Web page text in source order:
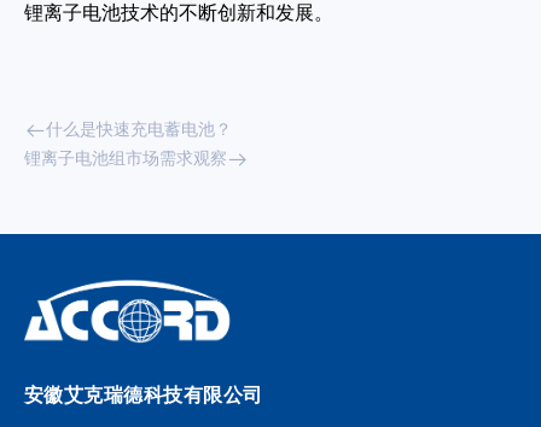
锂离子电池技术的不断创新和发展。
什么是快速充电蓄电池？
锂离子电池组市场需求观察
安徽艾克瑞德科技有限公司